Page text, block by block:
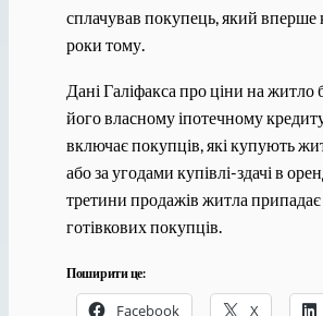
сплачував покупець, який вперше
роки тому.
Дані Галіфакса про ціни на житло
його власному іпотечному
включає покупців, які купують
або за угодами купівлі-здачі в
третини продажів житла припадає
готівкових покупців.
Поширити це:
Facebook X